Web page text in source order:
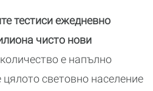
тестиси ежедневно
чисто нови
е напълно
световно население